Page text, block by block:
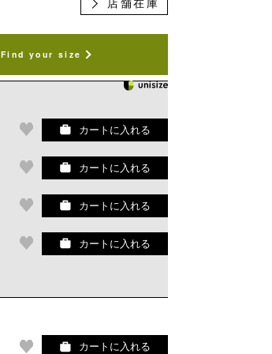
店舗在庫
Find your size
カートに入れる
カートに入れる
カートに入れる
カートに入れる
カートに入れる